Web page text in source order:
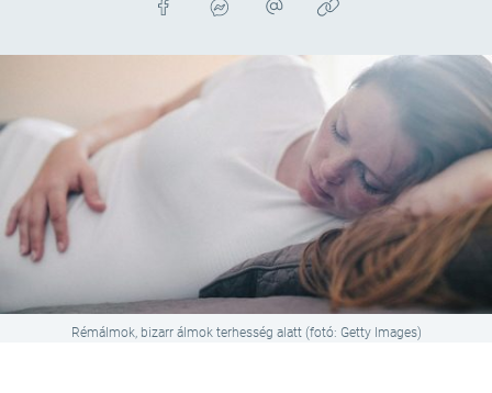
Rémálmok, bizarr álmok terhesség alatt (fotó: Getty Images)